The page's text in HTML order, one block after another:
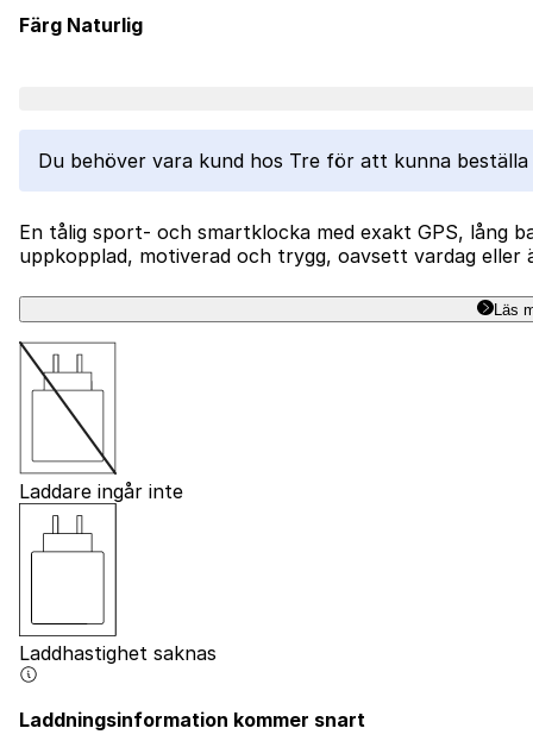
Färg Naturlig
Du behöver vara kund hos Tre för att kunna
En tålig sport- och smartklocka med exakt GPS,
uppkopplad, motiverad och trygg, oavsett vardag eller
Läs
Laddare ingår inte
Laddhastighet saknas
Laddningsinformation kommer snart